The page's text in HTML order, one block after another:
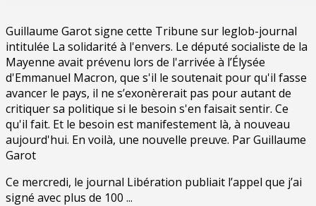
Guillaume Garot signe cette Tribune sur leglob-journal
intitulée La solidarité à l'envers. Le député socialiste de la
Mayenne avait prévenu lors de l'arrivée à l’Élysée
d'Emmanuel Macron, que s'il le soutenait pour qu'il fasse
avancer le pays, il ne s’exonèrerait pas pour autant de
critiquer sa politique si le besoin s'en faisait sentir. Ce
qu'il fait. Et le besoin est manifestement là, à nouveau
aujourd'hui. En voilà, une nouvelle preuve. Par Guillaume
Garot
Ce mercredi, le journal Libération publiait l’appel que j’ai
signé avec plus de 100 ...